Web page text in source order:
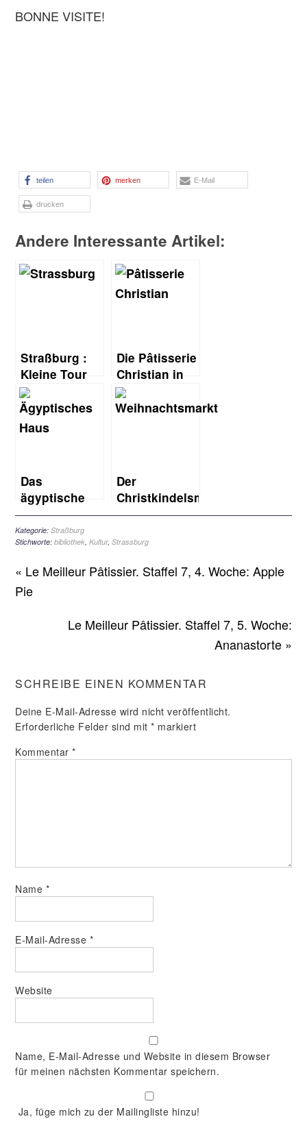
BONNE VISITE!
teilen merken E-Mail
drucken
Andere Interessante Artikel:
Straßburg :
Kleine Tour
durch das
historische
Stadtzentrum
Die Pâtisserie
Christian in
Straßburg
Das
ägyptische
Haus in
Straßburg
Der
Christkindelsmärik
in Straßburg:
Weihnachtsmarkt
meiner
Kindheit
Kategorie:Straßburg
Stichworte:bibliothek,Kultur,Strassburg
« Le Meilleur Pâtissier. Staffel 7, 4. Woche: Apple
Pie
Le Meilleur Pâtissier. Staffel 7, 5. Woche:
Ananastorte »
SCHREIBE EINEN KOMMENTAR
Deine E-Mail-Adresse wird nicht veröffentlicht.
Erforderliche Felder sind mit* markiert
Kommentar*
Name *
E-Mail-Adresse *
Website
Name, E-Mail-Adresse und Website in diesem Browser
für meinen nächsten Kommentar speichern.
Ja, füge mich zu der Mailingliste hinzu!